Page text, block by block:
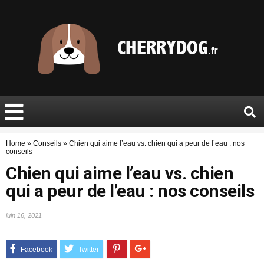
Home » Conseils » Chien qui aime l’eau vs. chien qui a peur de l’eau : nos
conseils
Chien qui aime l’eau vs. chien
qui a peur de l’eau : nos conseils
juin 16, 2021